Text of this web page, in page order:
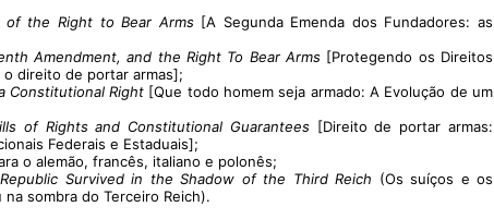
of the Right to Bear Arms[A Segunda Emenda dos Fundadores: as
Amendment, and the Right To Bear Arms [Protegendo os Direitos
o direito de portar armas];
Constitutional Right [Que todo homem seja armado: A Evolução de um
of Rights and Constitutional Guarantees[Direito de portar armas:
Federais e Estaduais];
o alemão, francês, italiano e polonês;
Survived in the Shadow of the Third Reich (Os suíços e os
sombra do Terceiro Reich).